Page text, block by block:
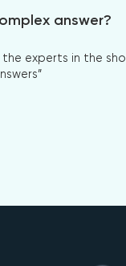
answer?
experts in the